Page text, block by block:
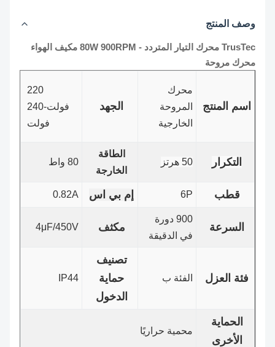
وصف المنتج
TrusTec محرك التيار المتردد - 80W 900RPM مكيف الهواء
محرك مروحة
اسم المنتج
محرك
المروحة
الخارجية
الجهد
فولت-240
فولت
التكرار
الطاقة
الخارجة
قطب إم بي اس 0.82A
السرعة
900 دورة
في الدقيقة
مكثف 4μF/450V
فئة العزل الفئة ب
تصنيف
حماية
الدخول
IP44
الحماية
الأخرى
محمية حراريًا